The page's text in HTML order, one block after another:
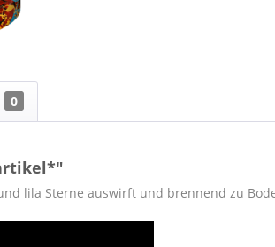
0
lila Sterne auswirft und brennend zu